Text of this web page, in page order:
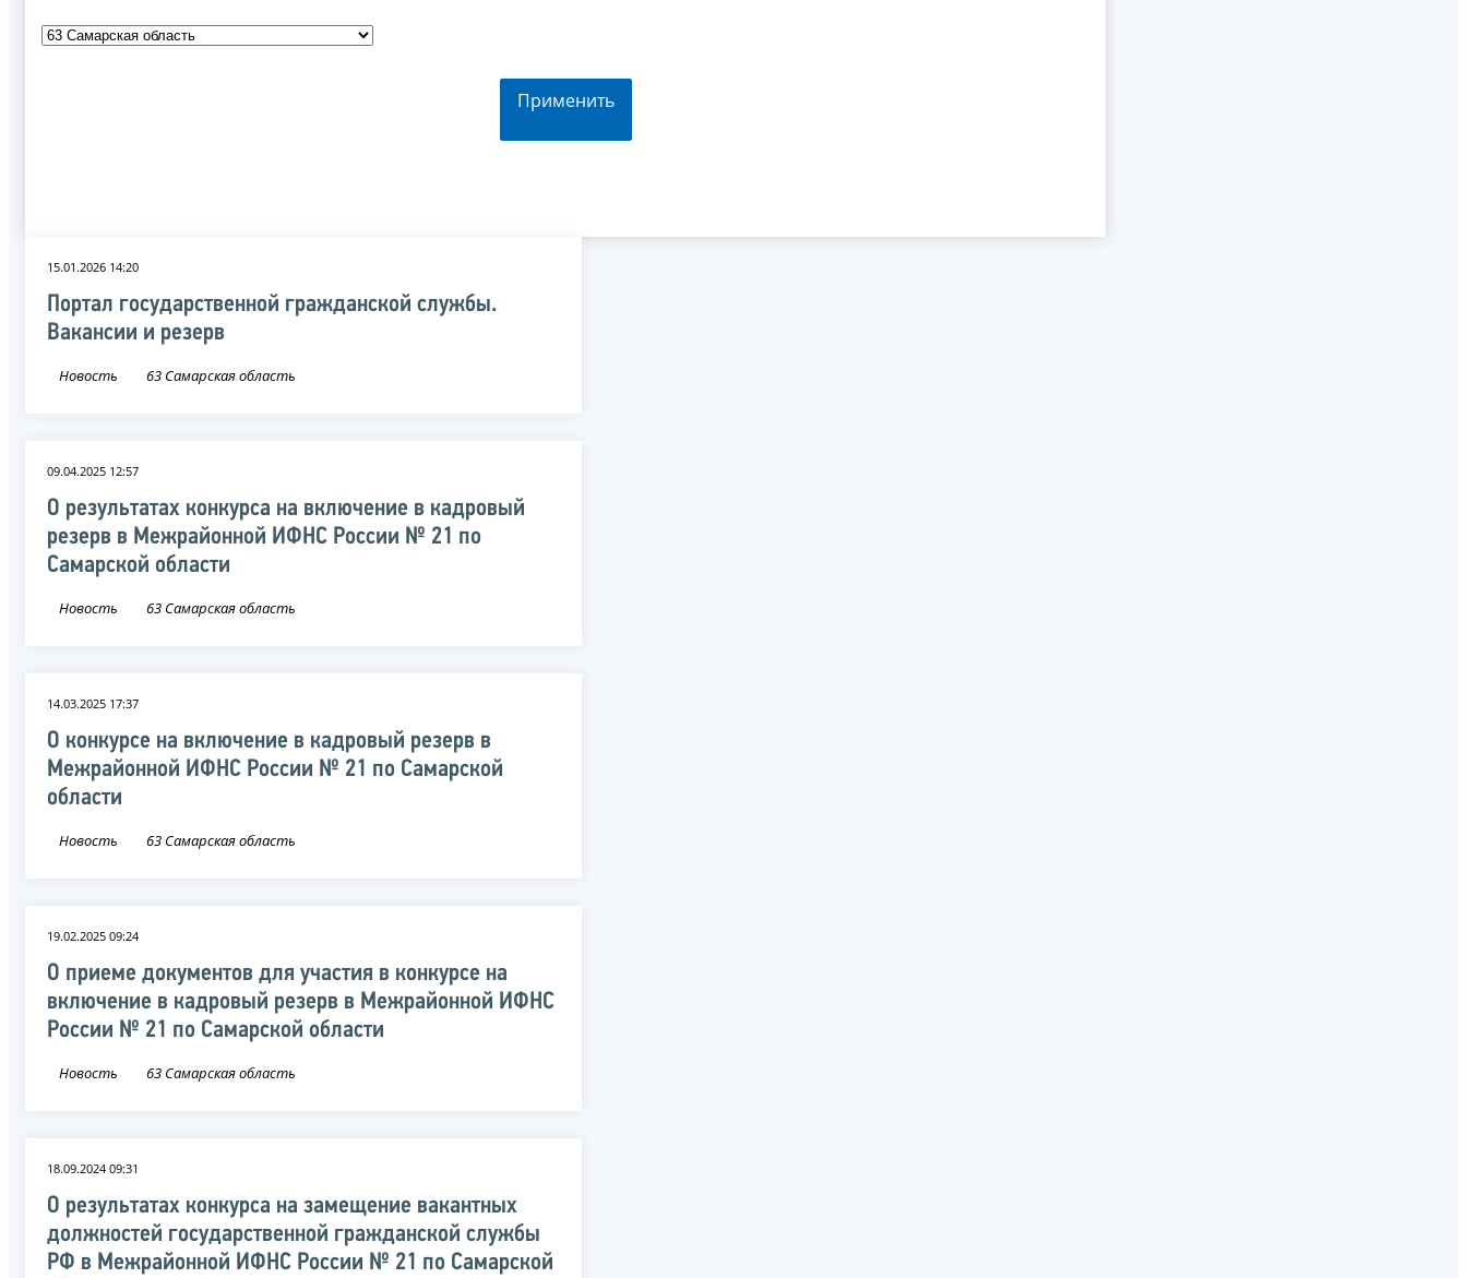
Применить
15.01.2026 14:20
Портал государственной гражданской службы.
Вакансии и резерв
Новость 63 Самарская область
09.04.2025 12:57
О результатах конкурса на включение в кадровый
резерв в Межрайонной ИФНС России № 21 по
Самарской области
Новость 63 Самарская область
14.03.2025 17:37
О конкурсе на включение в кадровый резерв в
Межрайонной ИФНС России № 21 по Самарской
области
Новость 63 Самарская область
19.02.2025 09:24
О приеме документов для участия в конкурсе на
включение в кадровый резерв в Межрайонной ИФНС
России № 21 по Самарской области
Новость 63 Самарская область
18.09.2024 09:31
О результатах конкурса на замещение вакантных
должностей государственной гражданской службы
РФ в Межрайонной ИФНС России № 21 по Самарской